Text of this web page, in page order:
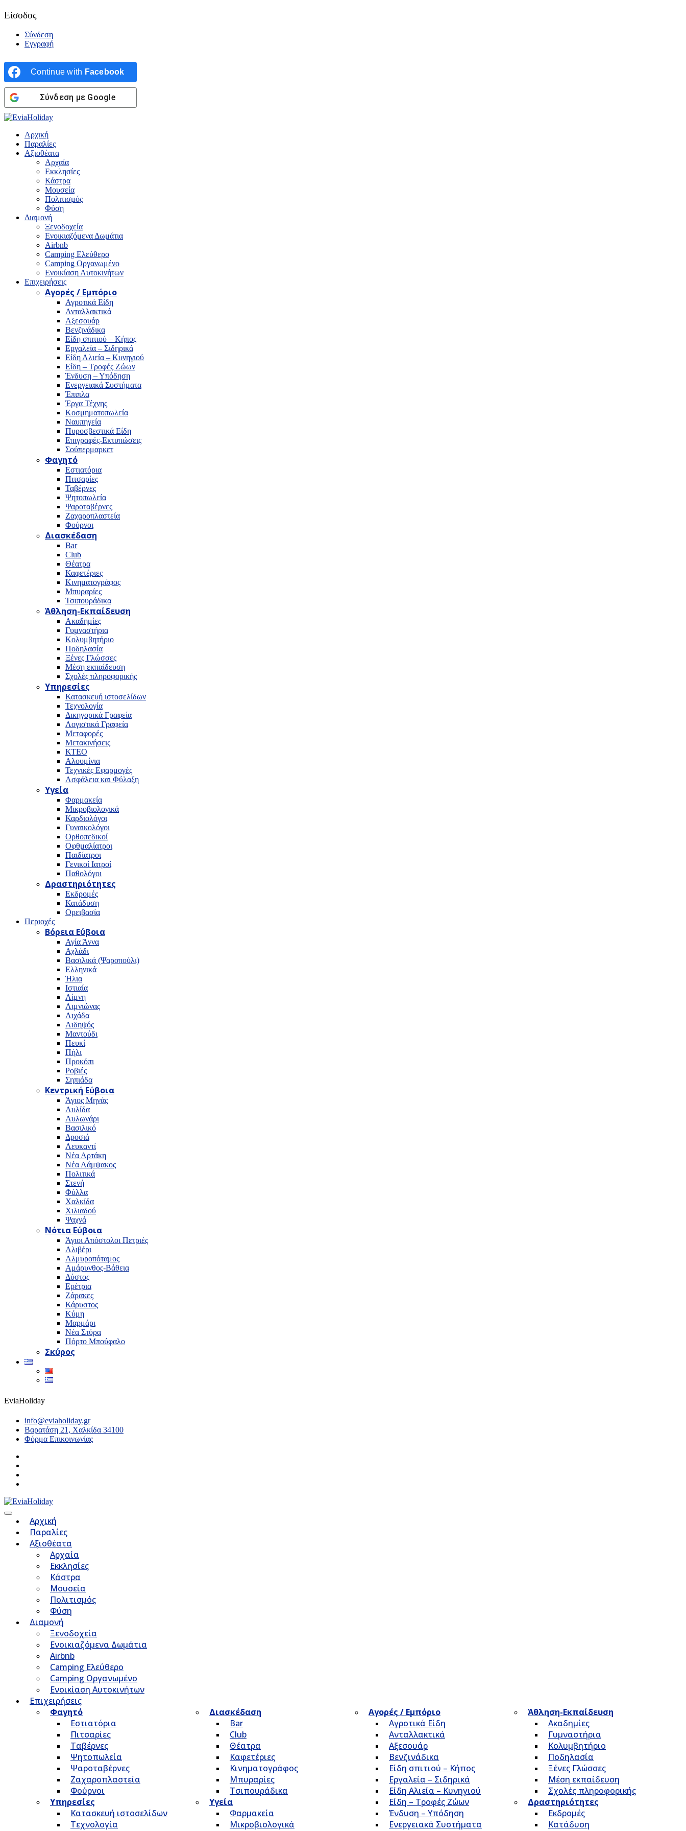
Είσοδος
Σύνδεση
Εγγραφή
Continue with Facebook
Σύνδεση με Google
Αρχική
Παραλίες
Αξιοθέατα
Αρχαία
Εκκλησίες
Κάστρα
Μουσεία
Πολιτισμός
Φύση
Διαμονή
Ξενοδοχεία
Ενοικιαζόμενα Δωμάτια
Airbnb
Camping Ελεύθερο
Camping Οργανωμένο
Ενοικίαση Αυτοκινήτων
Επιχειρήσεις
Αγορές / Εμπόριο
Αγροτικά Είδη
Ανταλλακτικά
Αξεσουάρ
Βενζινάδικα
Είδη σπιτιού – Κήπος
Εργαλεία – Σιδηρικά
Είδη Αλιεία – Κυνηγιού
Είδη – Τροφές Ζώων
Ένδυση – Υπόδηση
Ενεργειακά Συστήματα
Έπιπλα
Έργα Τέχνης
Κοσμηματοπωλεία
Ναυπηγεία
Πυροσβεστικά Είδη
Επιγραφές-Εκτυπώσεις
Σούπερμαρκετ
Φαγητό
Εστιατόρια
Πιτσαρίες
Ταβέρνες
Ψητοπωλεία
Ψαροταβέρνες
Ζαχαροπλαστεία
Φούρνοι
Διασκέδαση
Bar
Club
Θέατρα
Καφετέριες
Κινηματογράφος
Μπυραρίες
Τσιπουράδικα
Άθληση-Εκπαίδευση
Ακαδημίες
Γυμναστήρια
Κολυμβητήριο
Ποδηλασία
Ξένες Γλώσσες
Μέση εκπαίδευση
Σχολές πληροφορικής
Υπηρεσίες
Κατασκευή ιστοσελίδων
Τεχνολογία
Δικηγορικά Γραφεία
Λογιστικά Γραφεία
Μεταφορές
Μετακινήσεις
ΚΤΕΟ
Αλουμίνια
Τεχνικές Εφαρμογές
Ασφάλεια και Φύλαξη
Υγεία
Φαρμακεία
Μικροβιολογικά
Καρδιολόγοι
Γυναικολόγοι
Ορθοπεδικοί
Οφθμαλίατροι
Παιδίατροι
Γενικοί Ιατροί
Παθολόγοι
Δραστηριότητες
Εκδρομές
Κατάδυση
Ορειβασία
Περιοχές
Βόρεια Εύβοια
Αγία Άννα
Αχλάδι
Βασιλικά (Ψαροπούλι)
Ελληνικά
Ήλια
Ιστιαία
Λίμνη
Λιμνιώνας
Λιχάδα
Αιδηψός
Μαντούδι
Πευκί
Πήλι
Προκόπι
Ροβιές
Σηπιάδα
Κεντρική Εύβοια
Άγιος Μηνάς
Αυλίδα
Αυλωνάρι
Βασιλικό
Δροσιά
Λευκαντί
Νέα Αρτάκη
Νέα Λάμψακος
Πολιτικά
Στενή
Φύλλα
Χαλκίδα
Χιλιαδού
Ψαχνά
Νότια Εύβοια
Άγιοι Απόστολοι Πετριές
Αλιβέρι
Αλμυροπόταμος
Αμάρυνθος-Βάθεια
Δύστος
Ερέτρια
Ζάρακες
Κάρυστος
Κύμη
Μαρμάρι
Νέα Στύρα
Πόρτο Μπούφαλο
Σκύρος
EviaHoliday
info@eviaholiday.gr
Βαρατάση 21, Χαλκίδα 34100
Φόρμα Επικοινωνίας
Αρχική
Παραλίες
Αξιοθέατα
Αρχαία
Εκκλησίες
Κάστρα
Μουσεία
Πολιτισμός
Φύση
Διαμονή
Ξενοδοχεία
Ενοικιαζόμενα Δωμάτια
Airbnb
Camping Ελεύθερο
Camping Οργανωμένο
Ενοικίαση Αυτοκινήτων
Επιχειρήσεις
Αγορές / Εμπόριο
Αγροτικά Είδη
Ανταλλακτικά
Αξεσουάρ
Βενζινάδικα
Είδη σπιτιού – Κήπος
Εργαλεία – Σιδηρικά
Είδη Αλιεία – Κυνηγιού
Είδη – Τροφές Ζώων
Ένδυση – Υπόδηση
Ενεργειακά Συστήματα
Φαγητό
Εστιατόρια
Πιτσαρίες
Ταβέρνες
Ψητοπωλεία
Ψαροταβέρνες
Ζαχαροπλαστεία
Φούρνοι
Διασκέδαση
Bar
Club
Θέατρα
Καφετέριες
Κινηματογράφος
Μπυραρίες
Τσιπουράδικα
Άθληση-Εκπαίδευση
Ακαδημίες
Γυμναστήρια
Κολυμβητήριο
Ποδηλασία
Ξένες Γλώσσες
Μέση εκπαίδευση
Σχολές πληροφορικής
Υπηρεσίες
Κατασκευή ιστοσελίδων
Τεχνολογία
Υγεία
Φαρμακεία
Μικροβιολογικά
Δραστηριότητες
Εκδρομές
Κατάδυση